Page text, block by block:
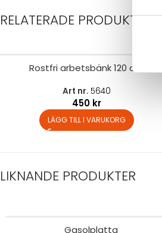
RELATERADE PRODUKTER
Rostfri arbetsbänk 120 cm
Art nr. 5640
450 kr
LÄGG TILL I VARUKORG
LIKNANDE PRODUKTER
Gasolplatta